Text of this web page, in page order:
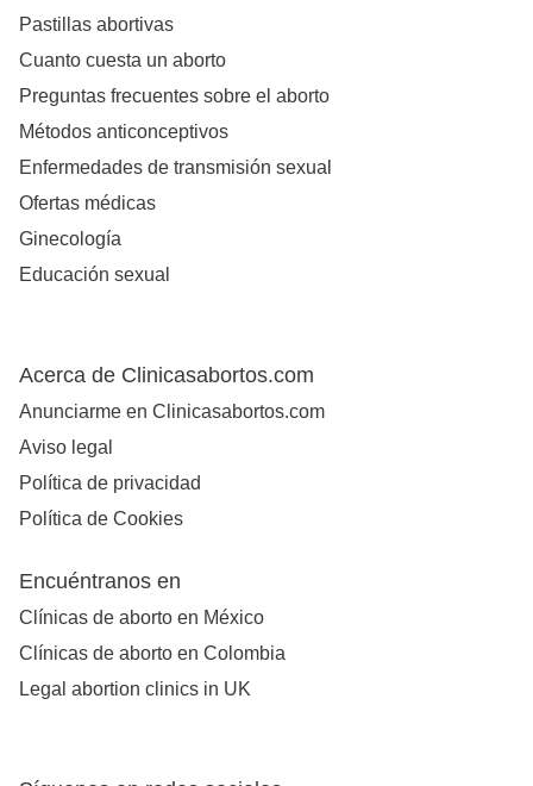
Pastillas abortivas
Cuanto cuesta un aborto
Preguntas frecuentes sobre el aborto
Métodos anticonceptivos
Enfermedades de transmisión sexual
Ofertas médicas
Ginecología
Educación sexual
Acerca de Clinicasabortos.com
Anunciarme en Clinicasabortos.com
Aviso legal
Política de privacidad
Política de Cookies
Encuéntranos en
Clínicas de aborto en México
Clínicas de aborto en Colombia
Legal abortion clinics in UK